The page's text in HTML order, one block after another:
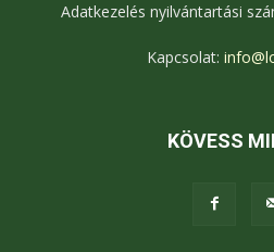
Adatkezelés nyilvántartási
Kapcsolat:
KÖVESS